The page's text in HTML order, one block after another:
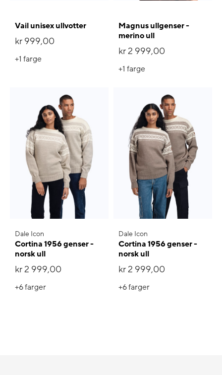
Vail unisex ullvotter
kr 999,00
+1 farge
Magnus ullgenser -
merino ull
kr 2 999,00
+1 farge
Dale Icon
Cortina 1956 genser -
norsk ull
kr 2 999,00
+6farger
Dale Icon
Cortina 1956 genser -
norsk ull
kr 2 999,00
+6farger